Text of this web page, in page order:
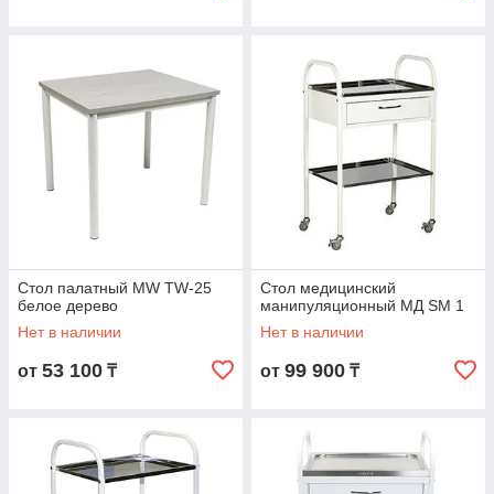
Стол палатный MW TW-25
белое дерево
Нет в наличии
от 53 100 ₸
Стол медицинский
манипуляционный МД SM 1
Нет в наличии
от 99 900 ₸